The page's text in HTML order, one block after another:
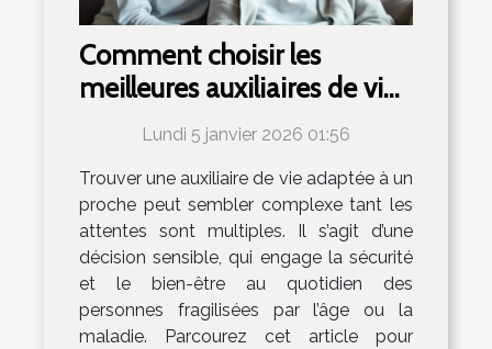
Comment choisir les
meilleures auxiliaires de vie
pour vos proches ?
Lundi 5 janvier 2026 01:56
Trouver une auxiliaire de vie adaptée à un
proche peut sembler complexe tant les
attentes sont multiples. Il s’agit d’une
décision sensible, qui engage la sécurité
et le bien-être au quotidien des
personnes fragilisées par l’âge ou la
maladie. Parcourez cet article pour